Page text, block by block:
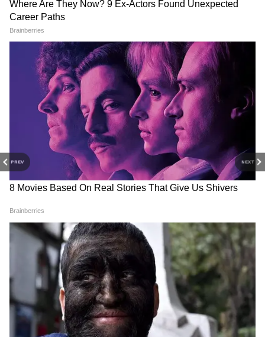
PREV NEXT
10
Image Credit : Getty
প্রথম ২ হাজার দিন গুরুত্বপূর্ণ
রিপোর্টে বলা হয়েছে জীবনে প্রথম ২ হাজার দিন